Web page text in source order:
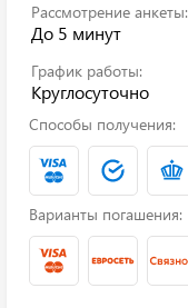
Рассмотрение анкеты:
До 5 минут
График работы:
Круглосуточно
Способы получения:
Варианты погашения: